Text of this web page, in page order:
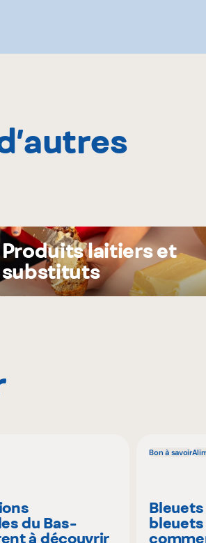
Produits laitiers et
substituts
du Bas-
à découvrir
Bon à savoir